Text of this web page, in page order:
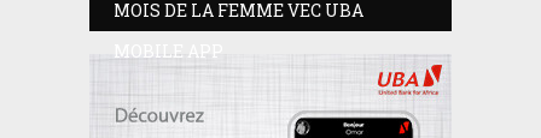
MOIS DE LA FEMME VEC UBA
MOBILE APP